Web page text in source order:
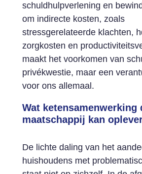
schuldhulpverlening en
om indirecte kosten, zoals
stressgerelateerde klachten,
zorgkosten en
maakt het voorkomen van
privékwestie, maar een
voor ons allemaal.
Wat ketensamenwerking
maatschappij kan
De lichte daling van het
huishoudens met